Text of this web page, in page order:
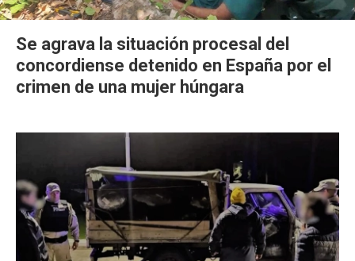
Se agrava la situación procesal del
concordiense detenido en España por el
crimen de una mujer húngara